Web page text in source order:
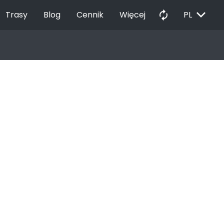
Trasy Blog Cennik Więcej autorenew PL EXPAND_MORE